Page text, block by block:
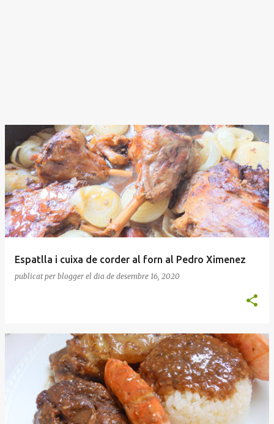
Espatlla i cuixa de corder al forn al Pedro Ximenez
publicat per blogger el dia de desembre 16, 2020